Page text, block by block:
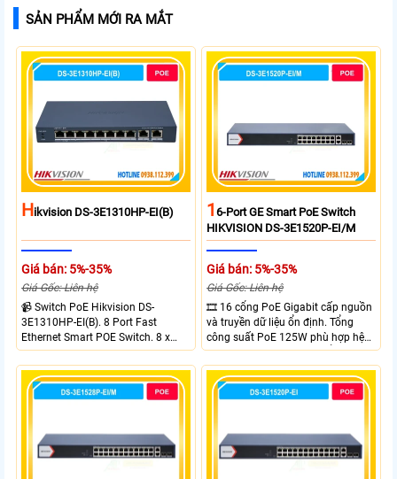
SẢN PHẨM MỚI RA MẮT
HIkvision DS-3E1310HP-EI(B)
Giá bán: 5%-35%
Giá Gốc: Liên hệ
📹 Switch PoE Hikvision DS-
3E1310HP-EI(B). 8 Port Fast
Ethernet Smart POE Switch. 8 x
10/100M PoE Ports, 2 x Gigabit
Uplink Ports.
16-Port GE Smart PoE Switch
HIKVISION DS-3E1520P-EI/M
Giá bán: 5%-35%
Giá Gốc: Liên hệ
🎞 16 cổng PoE Gigabit cấp nguồn
và truyền dữ liệu ổn định. Tổng
công suất PoE 125W phù hợp hệ
thống camera IP vừa. 2 cổng RJ45
Gigabit và 2 cổng quang SFP mở
rộng linh hoạt. Hỗ trợ truyền PoE
xa tối đa lên đến 300 mét.